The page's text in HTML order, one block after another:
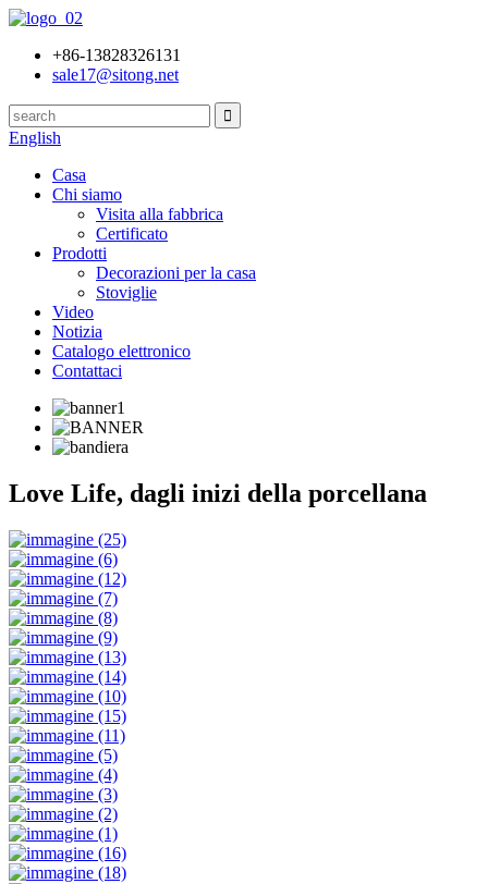
+86-13828326131
sale17@sitong.net
English
Casa
Chi siamo
Visita alla fabbrica
Certificato
Prodotti
Decorazioni per la casa
Stoviglie
Video
Notizia
Catalogo elettronico
Contattaci
Love Life, dagli inizi della porcellana